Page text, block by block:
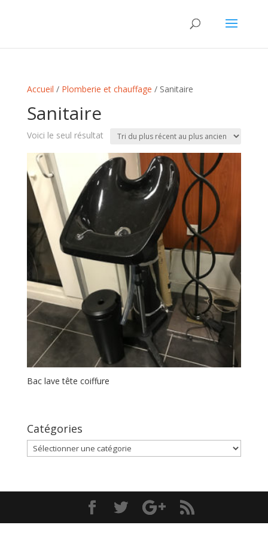
Accueil / Plomberie et chauffage / Sanitaire
Sanitaire
Voici le seul résultat
Bac lave tête coiffure
Catégories
Catégories